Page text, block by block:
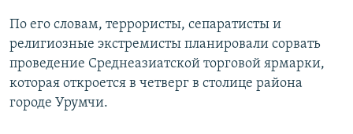
По его словам, террористы, сепаратисты и
религиозные экстремисты планировали сорвать
проведение Среднеазиатской торговой ярмарки,
которая откроется в четверг в столице района
городе Урумчи.